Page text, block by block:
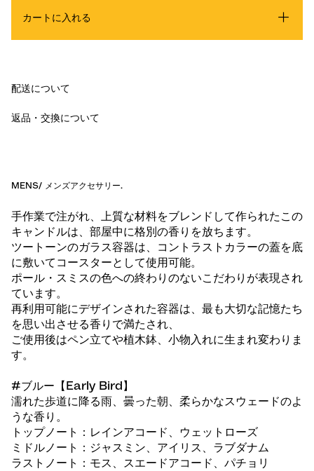
カートに入れる
配送について
返品・交換について
MENS/ メンズアクセサリー.
手作業で注がれ、上質な材料をブレンドして作られたこの
キャンドルは、部屋中に格別の香りを放ちます。
ツートーンのガラス容器は、コントラストカラーの蓋を底
に敷いてコースターとして使用可能。
ポール・スミスの色への終わりのないこだわりが表現され
ています。
再利用可能にデザインされた容器は、最も大切な記憶たち
を思い出させる香りで満たされ、
ご使用後はペン立てや植木鉢、小物入れに生まれ変わりま
す。
#ブルー【Early Bird】
濡れた歩道に降る雨、曇った朝、柔らかなスウェードのよ
うな香り。
トップノート：レインアコード、ウェットローズ
ミドルノート：ジャスミン、アイリス、ラブダナム
ラストノート：モス、スエードアコード、パチョリ